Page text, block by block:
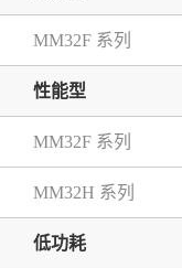
MM32F 系列
性能型
MM32F 系列
MM32H 系列
低功耗